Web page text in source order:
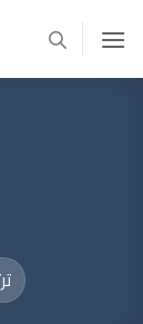
للمحتوى